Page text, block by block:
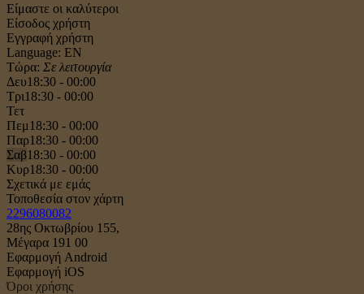
Είμαστε οι καλύτεροι
Είσοδος χρήστη
Εγγραφή χρήστη
Language: EN
Τώρα: Σε λειτουργία
Δευ18:30 - 00:00
Τρι18:30 - 00:00
Τετ
Πεμ18:30 - 00:00
Παρ18:30 - 00:00
Σαβ18:30 - 00:00
Κυρ18:30 - 00:00
Σχετικά με εμάς
Τοποθεσία στον χάρτη
2296080082
28ης Οκτωβρίου 155,
Μέγαρα 191 00
Εφαρμογή Android
Εφαρμογή iOS
Όροι χρήσης